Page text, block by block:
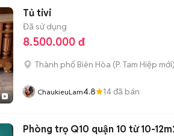
Tủ tivi
Đã sử dụng
8.500.000 đ
Thành phố Biên Hòa (P. Tam Hiệp mới)
ChaukieuLam4.8 14đã bán
Phòng trọ Q10 quận 10 từ 10-